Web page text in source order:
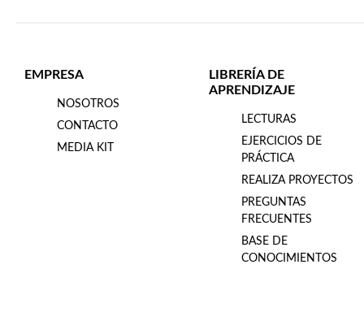
EMPRESA
NOSOTROS
CONTACTO
MEDIA KIT
LIBRERÍA DE
APRENDIZAJE
LECTURAS
EJERCICIOS DE
PRÁCTICA
REALIZA PROYECTOS
PREGUNTAS
FRECUENTES
BASE DE
CONOCIMIENTOS